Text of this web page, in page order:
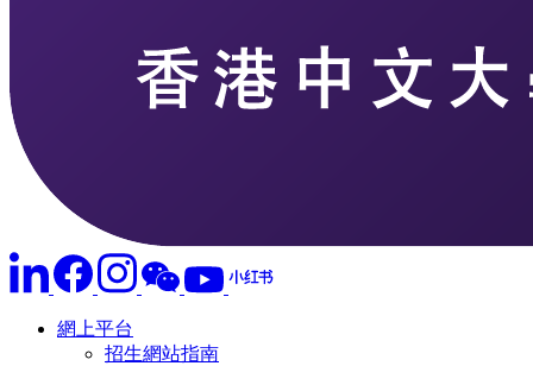
網上平台
招生網站指南